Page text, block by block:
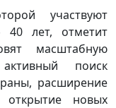
участвуют
40 лет, отметит
масштабную
поиск
расширение
открытие новых